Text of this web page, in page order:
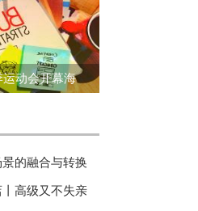
动会开幕海
的融合与转换
高级又不失亲